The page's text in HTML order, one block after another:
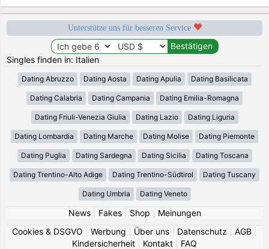
Unterstütze uns für besseren Service
Singles finden in: Italien
Dating Abruzzo Dating Aosta Dating Apulia Dating Basilicata
Dating Calabria Dating Campania Dating Emilia-Romagna
Dating Friuli-Venezia Giulia Dating Lazio Dating Liguria
Dating Lombardia Dating Marche Dating Molise Dating Piemonte
Dating Puglia Dating Sardegna Dating Sicilia Dating Toscana
Dating Trentino-Alto Adige Dating Trentino-Südtirol Dating Tuscany
Dating Umbria Dating Veneto
News| Fakes| Shop
Meinungen
Cookies & DSGVO
Werbung Über uns Datenschutz AGB
Kindersicherheit
Kontakt FAQ